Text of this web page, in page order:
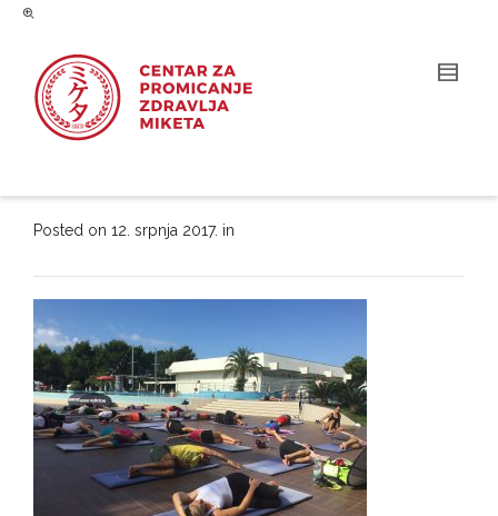
Posted on 12. srpnja 2017. in